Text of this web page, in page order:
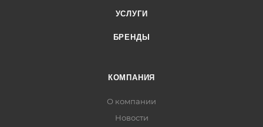
УСЛУГИ
БРЕНДЫ
КОМПАНИЯ
О компании
Новости